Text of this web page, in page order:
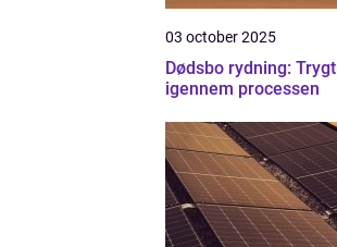
03 october 2025
Dødsbo rydning: Trygt
igennem processen